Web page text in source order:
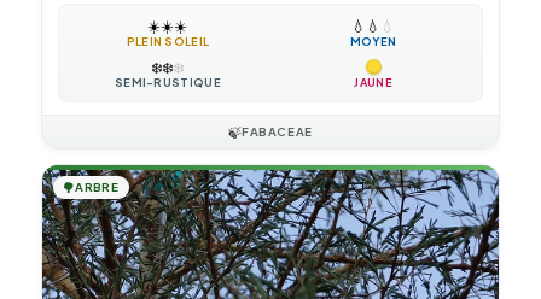
☀️☀️☀️
PLEIN SOLEIL
💧 💧 💧
MOYEN
❄️❄️❄️
SEMI-RUSTIQUE JAUNE
🍃FABACEAE
🌳ARBRE